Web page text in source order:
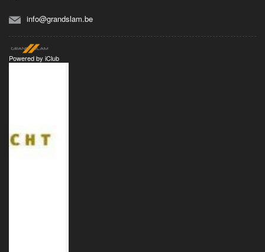
info@grandslam.be
Powered by iClub